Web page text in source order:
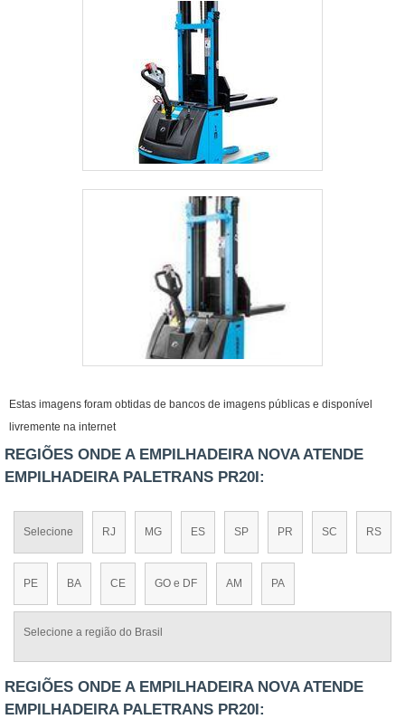
Estas imagens foram obtidas de bancos de imagens públicas e disponível
livremente na internet
REGIÕES ONDE A EMPILHADEIRA NOVA ATENDE
EMPILHADEIRA PALETRANS PR20I:
Selecione RJ MG ES SP PR SC RS
PE BA CE GO e DF AM PA
Selecione a região do Brasil
REGIÕES ONDE A EMPILHADEIRA NOVA ATENDE
EMPILHADEIRA PALETRANS PR20I: